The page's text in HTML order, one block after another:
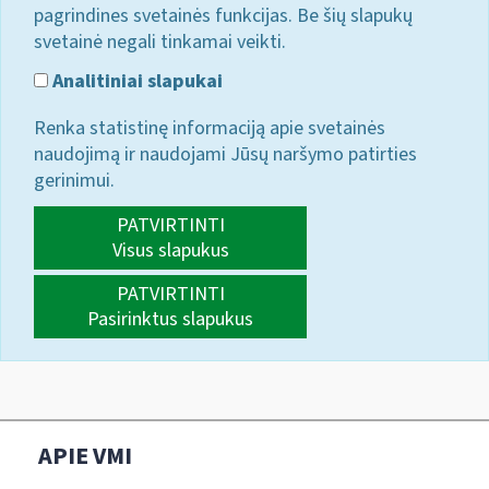
pagrindines svetainės funkcijas. Be šių slapukų
svetainė negali tinkamai veikti.
Analitiniai slapukai
Renka statistinę informaciją apie svetainės
naudojimą ir naudojami Jūsų naršymo patirties
gerinimui.
PATVIRTINTI
Visus slapukus
PATVIRTINTI
Pasirinktus slapukus
APIE VMI